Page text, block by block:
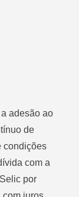
adesão ao
de
condições
com a
por